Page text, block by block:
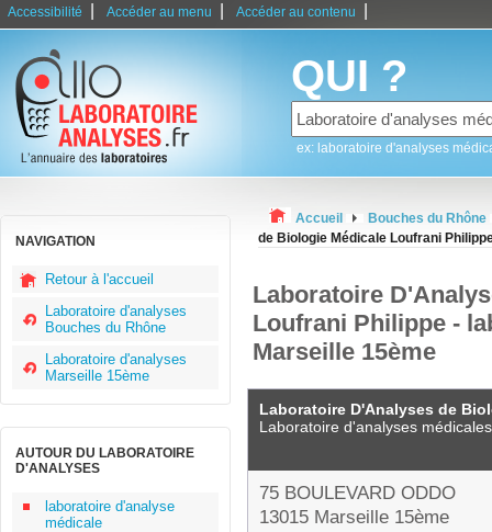
Accessibilité Accéder au menu Accéder au contenu
QUI ?
ex: laboratoire d'analyses
NAVIGATION
Retour à l'accueil
Laboratoire d'analyses
Bouches du Rhône
Laboratoire d'analyses
Marseille 15ème
AUTOUR DU LABORATOIRE
D'ANALYSES
laboratoire d'analyse
médicale
Accueil
Bouches du Rhône
de Biologie Médicale Loufrani
Laboratoire
Loufrani Philippe -
Marseille 15ème
Laboratoire D'Analyses de
Laboratoire d'analyses médicales
75 BOULEVARD ODDO
13015 Marseille 15ème